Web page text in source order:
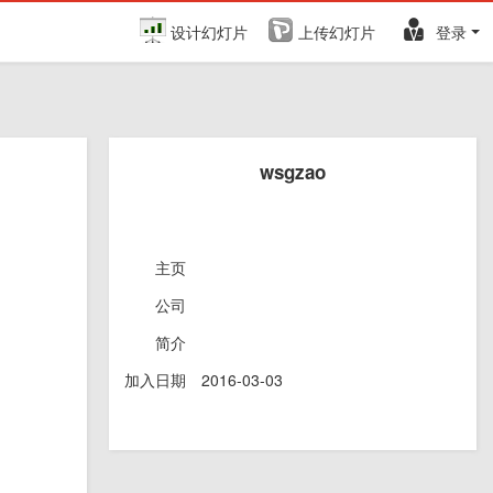
设计幻灯片 上传幻灯片 登录
wsgzao
主页
公司
简介
加入日期
2016-03-03